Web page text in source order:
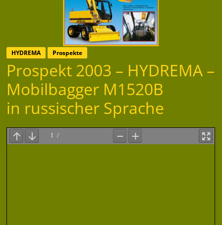
HYDREMA Prospekte
Prospekt 2003 – HYDREMA –
Mobilbagger M1520B
in russischer Sprache